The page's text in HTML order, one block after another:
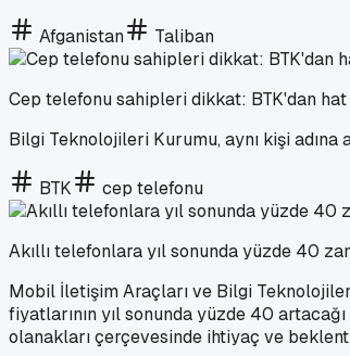
Afganistan Taliban
Cep telefonu sahipleri dikkat: BTK'dan hat
Bilgi Teknolojileri Kurumu, aynı kişi adına
BTK cep telefonu
Akıllı telefonlara yıl sonunda yüzde 40
Mobil İletişim Araçları ve Bilgi
fiyatlarının yıl sonunda yüzde 40
olanakları çerçevesinde ihtiyaç ve